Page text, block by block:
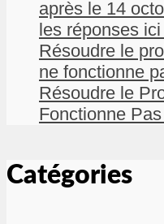
après le 14
les réponses ici
Résoudre le
ne fonctionne
Résoudre le
Fonctionne
Catégories